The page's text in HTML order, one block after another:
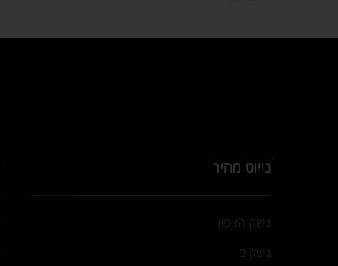
נייוט מהיר
נשק הצפון
נשקים